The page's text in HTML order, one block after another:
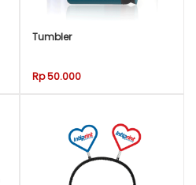
Tumbler
Rp 50.000